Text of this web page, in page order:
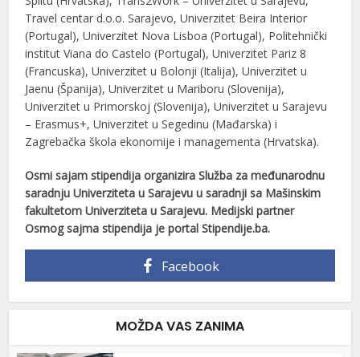
Travel centar d.o.o. Sarajevo, Univerzitet Beira Interior
(Portugal), Univerzitet Nova Lisboa (Portugal), Politehnički
institut Viana do Castelo (Portugal), Univerzitet Pariz 8
(Francuska), Univerzitet u Bolonji (Italija), Univerzitet u
Jaenu (Španija), Univerzitet u Mariboru (Slovenija),
Univerzitet u Primorskoj (Slovenija), Univerzitet u Sarajevu
– Erasmus+, Univerzitet u Segedinu (Mađarska) i
Zagrebačka škola ekonomije i managementa (Hrvatska).
Osmi sajam stipendija organizira Služba za međunarodnu
saradnju Univerziteta u Sarajevu u saradnji sa Mašinskim
fakultetom Univerziteta u Sarajevu. Medijski partner
Osmog sajma stipendija je portal Stipendije.ba.
Facebook
MOŽDA VAS ZANIMA